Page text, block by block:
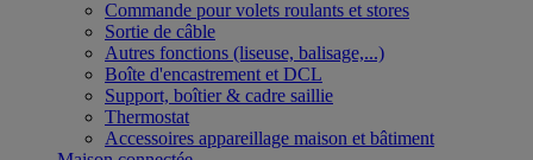
Commande pour volets roulants et stores
Sortie de câble
Autres fonctions (liseuse, balisage,...)
Boîte d'encastrement et DCL
Support, boîtier & cadre saillie
Thermostat
Accessoires appareillage maison et bâtiment